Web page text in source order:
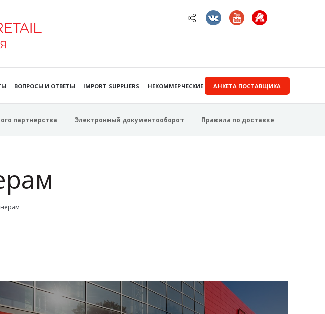
АНКЕТА ПОСТАВЩИКА
ВОПРОСЫ И ОТВЕТЫ IMPORT SUPPLIERS НЕКОММЕРЧЕСКИЕ ЗАКУПКИ
партнерства Электронный документооборот Правила по доставке